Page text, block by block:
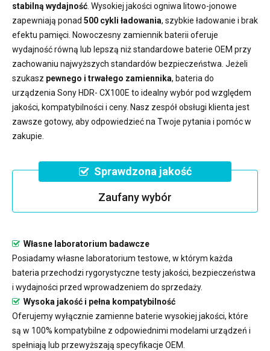
stabilną wydajność . Wysokiej jakości ogniwa litowo-jonowe
zapewniają ponad 500 cykli ładowania, szybkie ładowanie i brak
efektu pamięci. Nowoczesny zamiennik baterii oferuje
wydajność równą lub lepszą niż standardowe baterie OEM przy
zachowaniu najwyższych standardów bezpieczeństwa. Jeżeli
szukasz pewnego i trwałego zamiennika, bateria do
urządzenia Sony HDR- CX100E to idealny wybór pod względem
jakości, kompatybilności i ceny. Nasz zespół obsługi klienta jest
zawsze gotowy, aby odpowiedzieć na Twoje pytania i pomóc w
zakupie.
Sprawdzona jakość
Zaufany wybór
Własne laboratorium badawcze
Posiadamy własne laboratorium testowe, w którym każda
bateria przechodzi rygorystyczne testy jakości, bezpieczeństwa
i wydajności przed wprowadzeniem do sprzedaży.
Wysoka jakość i pełna kompatybilność
Oferujemy wyłącznie zamienne baterie wysokiej jakości, które
są w 100% kompatybilne z odpowiednimi modelami urządzeń i
spełniają lub przewyższają specyfikacje OEM.